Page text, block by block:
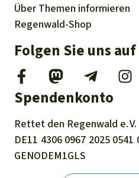
Über Themen informieren
Regenwald-Shop
Folgen Sie uns auf
Spendenkonto
Rettet den Regenwald e. V.
DE11 4306 0967 2025 0541
GENODEM1GLS